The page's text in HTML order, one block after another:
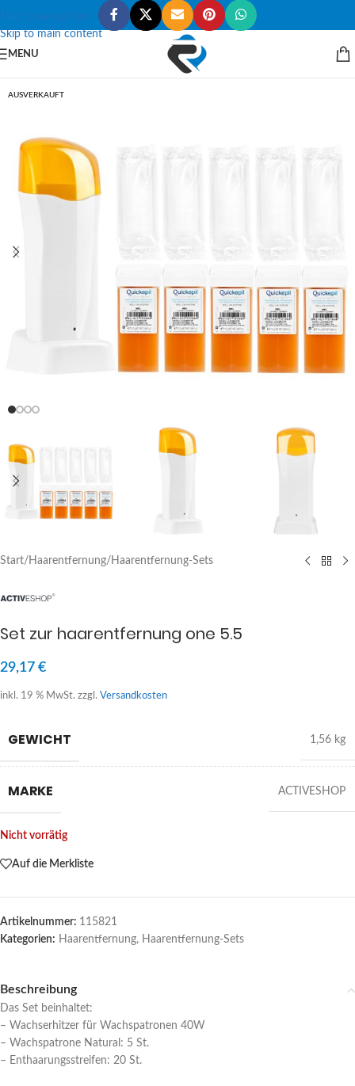
Skip to navigation
Skip to main content
MENU
AUSVERKAUFT
Start/ Haarentfernung/ Haarentfernung-Sets
Set zur haarentfernung one 5.5
29,17 €
inkl. 19 % MwSt. zzgl. Versandkosten
GEWICHT 1,56 kg
MARKE ACTIVESHOP
Nicht vorrätig
Auf die Merkliste
Artikelnummer: 115821
Kategorien: Haarentfernung, Haarentfernung-Sets
Beschreibung
Das Set beinhaltet:
– Wachserhitzer für Wachspatronen 40W
– Wachspatrone Natural: 5 St.
– Enthaarungsstreifen: 20 St.